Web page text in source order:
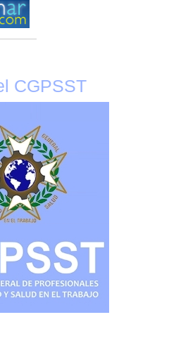
CGPSST